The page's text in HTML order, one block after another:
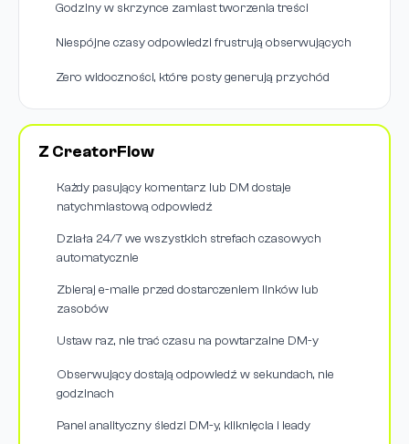
Godziny w skrzynce zamiast tworzenia treści
Niespójne czasy odpowiedzi frustrują obserwujących
Zero widoczności, które posty generują przychód
Z CreatorFlow
Każdy pasujący komentarz lub DM dostaje
natychmiastową odpowiedź
Działa 24/7 we wszystkich strefach czasowych
automatycznie
Zbieraj e-maile przed dostarczeniem linków lub
zasobów
Ustaw raz, nie trać czasu na powtarzalne DM-y
Obserwujący dostają odpowiedź w sekundach, nie
godzinach
Panel analityczny śledzi DM-y, kliknięcia i leady